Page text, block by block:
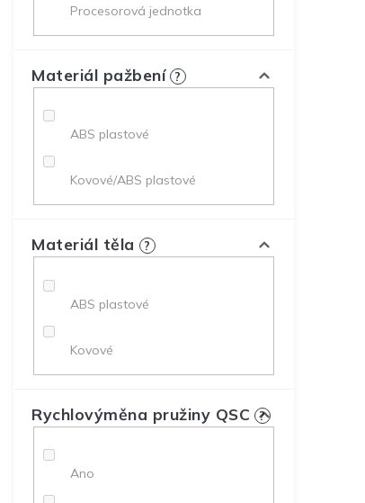
Procesorová jednotka
Materiál pažbení ?
ABS plastové
Kovové/ABS plastové
Materiál těla ?
ABS plastové
Kovové
Rychlovýměna pružiny QSC ?
Ano